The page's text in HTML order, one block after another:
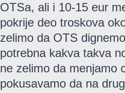
OTSa, ali i 10-15 eur
pokrije deo troskova
zelimo da OTS
potrebna kakva takva
ne zelimo da menjamo
pokusavamo da na